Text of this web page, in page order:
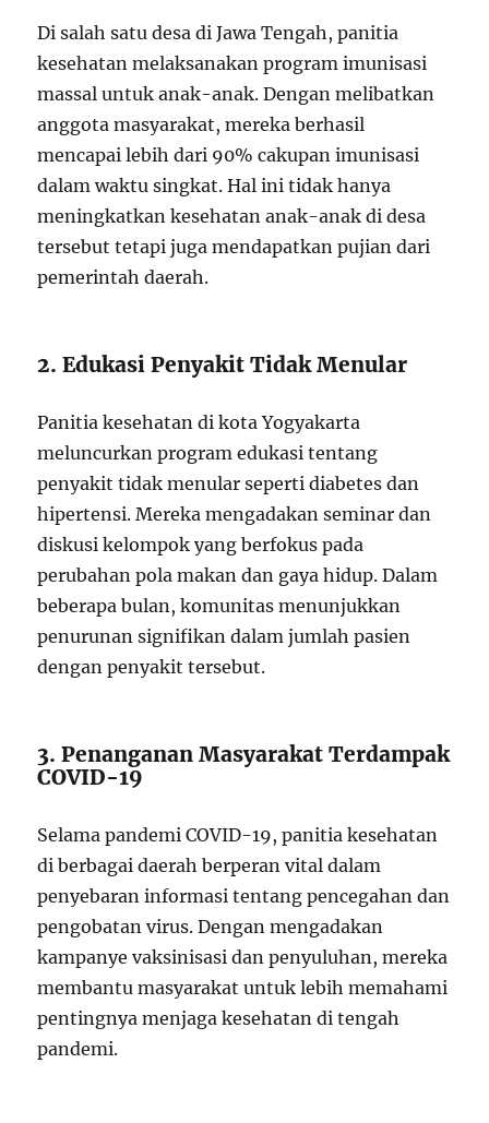
Di salah satu desa di Jawa Tengah, panitia
kesehatan melaksanakan program imunisasi
massal untuk anak-anak. Dengan melibatkan
anggota masyarakat, mereka berhasil
mencapai lebih dari 90% cakupan imunisasi
dalam waktu singkat. Hal ini tidak hanya
meningkatkan kesehatan anak-anak di desa
tersebut tetapi juga mendapatkan pujian dari
pemerintah daerah.
2. Edukasi Penyakit Tidak Menular
Panitia kesehatan di kota Yogyakarta
meluncurkan program edukasi tentang
penyakit tidak menular seperti diabetes dan
hipertensi. Mereka mengadakan seminar dan
diskusi kelompok yang berfokus pada
perubahan pola makan dan gaya hidup. Dalam
beberapa bulan, komunitas menunjukkan
penurunan signifikan dalam jumlah pasien
dengan penyakit tersebut.
3. Penanganan Masyarakat Terdampak
COVID-19
Selama pandemi COVID-19, panitia kesehatan
di berbagai daerah berperan vital dalam
penyebaran informasi tentang pencegahan dan
pengobatan virus. Dengan mengadakan
kampanye vaksinisasi dan penyuluhan, mereka
membantu masyarakat untuk lebih memahami
pentingnya menjaga kesehatan di tengah
pandemi.